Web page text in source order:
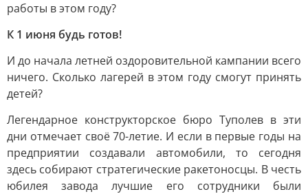
работы в этом году?
К 1 июня будь готов!
И до начала летней оздоровительной кампании всего
ничего. Сколько лагерей в этом году смогут принять
детей?
Легендарное конструкторское бюро Туполев в эти
дни отмечает своё 70-летие. И если в первые годы на
предприятии создавали автомобили, то сегодня
здесь собирают стратегические ракетоносцы. В честь
юбилея завода лучшие его сотрудники были